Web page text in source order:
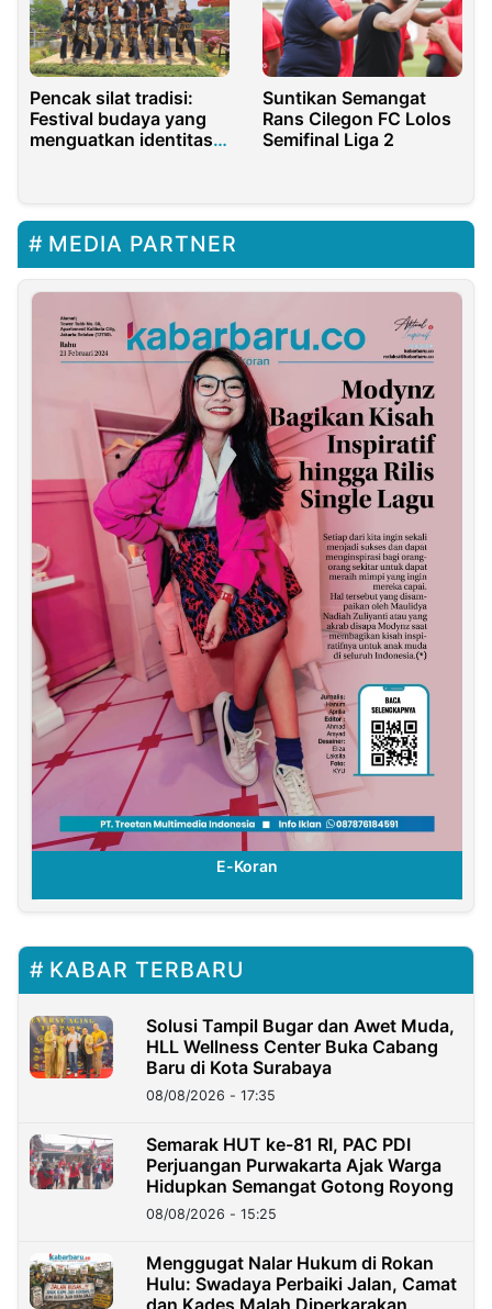
Pencak silat tradisi:
Festival budaya yang
menguatkan identitas
Suntikan Semangat
Rans Cilegon FC Lolos
Semifinal Liga 2
MEDIA PARTNER
E-Koran
KABAR TERBARU
Solusi Tampil Bugar dan Awet Muda,
HLL Wellness Center Buka Cabang
Baru di Kota Surabaya
08/08/2026 - 17:35
Semarak HUT ke-81 RI, PAC PDI
Perjuangan Purwakarta Ajak Warga
Hidupkan Semangat Gotong Royong
08/08/2026 - 15:25
Menggugat Nalar Hukum di Rokan
Hulu: Swadaya Perbaiki Jalan, Camat